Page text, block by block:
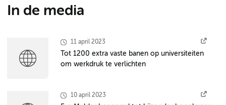
In de media
11 april 2023
Tot 1200 extra vaste banen op universiteiten
om werkdruk te verlichten
10 april 2023